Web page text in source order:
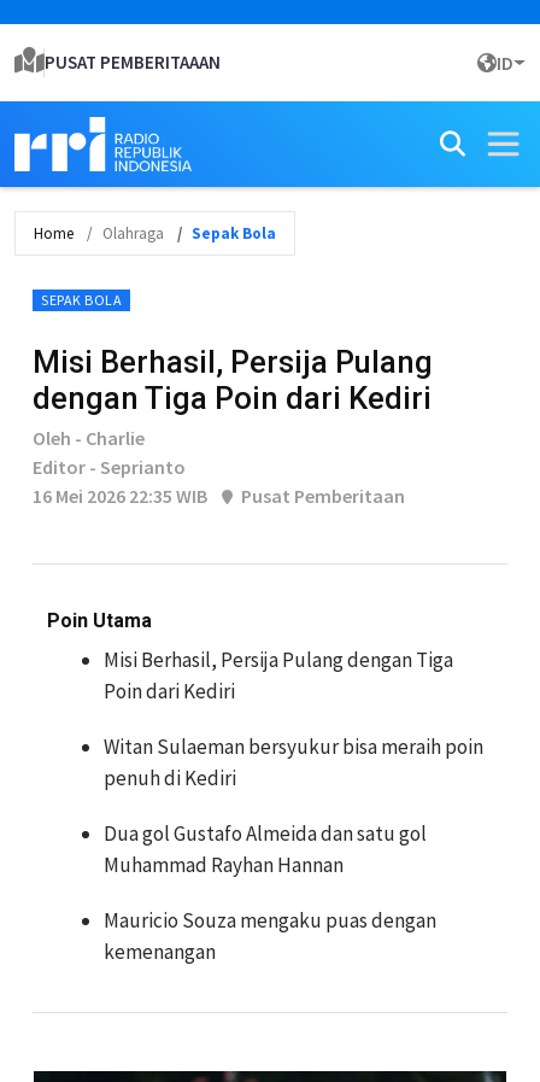
PUSAT PEMBERITAAAN ID
Home Olahraga Sepak Bola
SEPAK BOLA
Misi Berhasil, Persija Pulang
dengan Tiga Poin dari Kediri
Oleh - Charlie
Editor - Seprianto
16 Mei 2026 22:35 WIB
Pusat Pemberitaan
Poin Utama
Misi Berhasil, Persija Pulang dengan Tiga
Poin dari Kediri
Witan Sulaeman bersyukur bisa meraih poin
penuh di Kediri
Dua gol Gustafo Almeida dan satu gol
Muhammad Rayhan Hannan
Mauricio Souza mengaku puas dengan
kemenangan